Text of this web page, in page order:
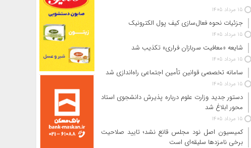
15 مرداد 1405
جزئیات نحوه فعال‌سازی کیف پول الکترونیک
15 مرداد 1405
شایعه «معافیت سربازان فراری» تکذیب شد
15 مرداد 1405
سامانه تخصصی قوانین تأمین اجتماعی راه‌اندازی شد
15 مرداد 1405
دستور جدید وزارت علوم درباره پذیرش دانشجوی استاد
محور ابلاغ شد
15 مرداد 1405
کمیسیون اصل نود مجلس قانع نشد؛ تایید صلاحیت
برخی نامزدها سلیقه‌ای است